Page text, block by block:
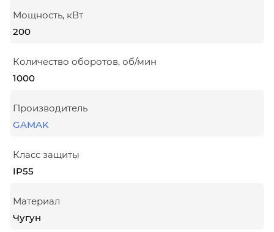
Мощность, кВт
200
Количество оборотов, об/мин
1000
Производитель
GAMAK
Класс защиты
IP55
Материал
Чугун